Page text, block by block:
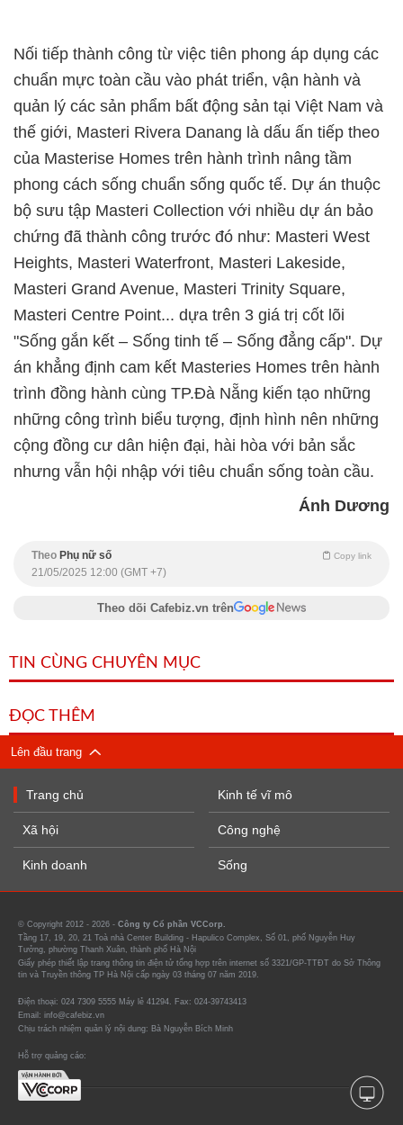
Nối tiếp thành công từ việc tiên phong áp dụng các
chuẩn mực toàn cầu vào phát triển, vận hành và
quản lý các sản phẩm bất động sản tại Việt Nam và
thế giới, Masteri Rivera Danang là dấu ấn tiếp theo
của Masterise Homes trên hành trình nâng tầm
phong cách sống chuẩn sống quốc tế. Dự án thuộc
bộ sưu tập Masteri Collection với nhiều dự án bảo
chứng đã thành công trước đó như: Masteri West
Heights, Masteri Waterfront, Masteri Lakeside,
Masteri Grand Avenue, Masteri Trinity Square,
Masteri Centre Point... dựa trên 3 giá trị cốt lõi
"Sống gắn kết – Sống tinh tế – Sống đẳng cấp". Dự
án khẳng định cam kết Masteries Homes trên hành
trình đồng hành cùng TP.Đà Nẵng kiến tạo những
những công trình biểu tượng, định hình nên những
cộng đồng cư dân hiện đại, hài hòa với bản sắc
nhưng vẫn hội nhập với tiêu chuẩn sống toàn cầu.
Ánh Dương
Theo Phụ nữ số Copy link
21/05/2025 12:00 (GMT +7)
Theo dõi Cafebiz.vn trên
TIN CÙNG CHUYÊN MỤC
ĐỌC THÊM
Lên đầu trang
Trang chủ
Xã hội
Kinh doanh
Kinh tế vĩ mô
Công nghệ
Sống
© Copyright 2012 - 2026 - Công ty Cổ phần VCCorp.
Tầng 17, 19, 20, 21 Toà nhà Center Building - Hapulico Complex, Số 01, phố Nguyễn Huy
Tưởng, phường Thanh Xuân, thành phố Hà Nội
Giấy phép thiết lập trang thông tin điện tử tổng hợp trên internet số 3321/GP-TTĐT do Sở Thông
tin và Truyền thông TP Hà Nội cấp ngày 03 tháng 07 năm 2019.
Điện thoại: 024 7309 5555 Máy lẻ 41294. Fax: 024-39743413
Email: info@cafebiz.vn
Chịu trách nhiệm quản lý nội dung: Bà Nguyễn Bích Minh
Hỗ trợ quảng cáo: